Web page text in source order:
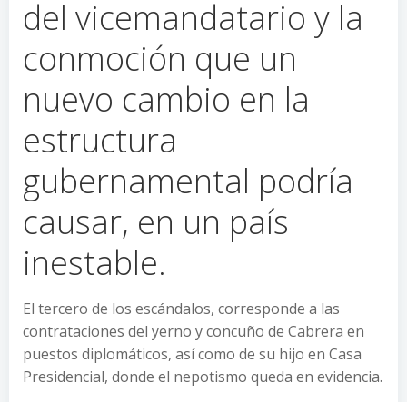
del vicemandatario y la
conmoción que un
nuevo cambio en la
estructura
gubernamental podría
causar, en un país
inestable.
El tercero de los escándalos, corresponde a las
contrataciones del yerno y concuño de Cabrera en
puestos diplomáticos, así como de su hijo en Casa
Presidencial, donde el nepotismo queda en evidencia.